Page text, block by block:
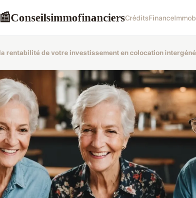
📰ConseilsimmofinanciersCréditsFinance
rentabilité de votre investissement en colocation